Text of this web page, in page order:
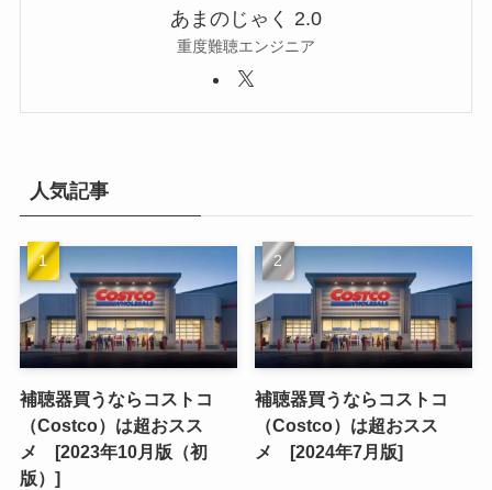
あまのじゃく 2.0
重度難聴エンジニア
人気記事
補聴器買うならコストコ
（Costco）は超おスス
メ [2023年10月版（初
版）]
補聴器買うならコストコ
（Costco）は超おスス
メ [2024年7月版]